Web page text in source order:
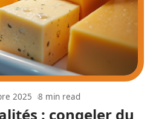
: congeler du
2025 8 min read